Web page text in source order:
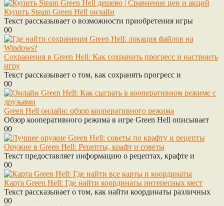
Купить Steam Green Hell онлайн
Текст рассказывает о возможности приобретения игры
00
Сохранения в Green Hell: Как сохранить прогресс и настроить
игру
Текст рассказывает о том, как сохранять прогресс и
00
Green Hell онлайн: обзор кооперативного режима
Обзор кооперативного режима в игре Green Hell описывает
00
Оружие в Green Hell: Рецепты, крафт и советы
Текст предоставляет информацию о рецептах, крафте и
00
Карта Green Hell: Где найти координаты интересных мест
Текст рассказывает о том, как найти координаты различных
00